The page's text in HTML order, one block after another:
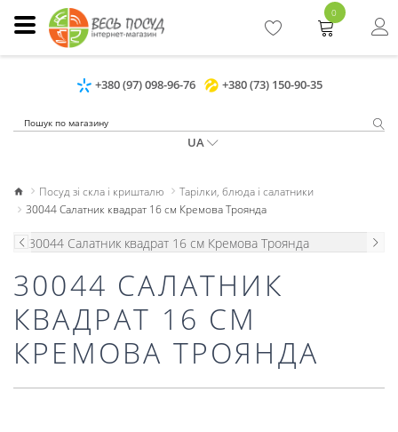
+380 (97) 098-96-76 +380 (73) 150-90-35
UA
0
Посуд зі скла і кришталю
Тарілки, блюда і салатники
30044 Салатник квадрат 16 см Кремова Троянда
30044 САЛАТНИК
КВАДРАТ 16 СМ
КРЕМОВА ТРОЯНДА